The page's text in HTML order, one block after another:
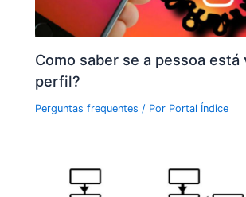
Como saber se a pessoa está
perfil?
Perguntas frequentes / Por Portal Índice